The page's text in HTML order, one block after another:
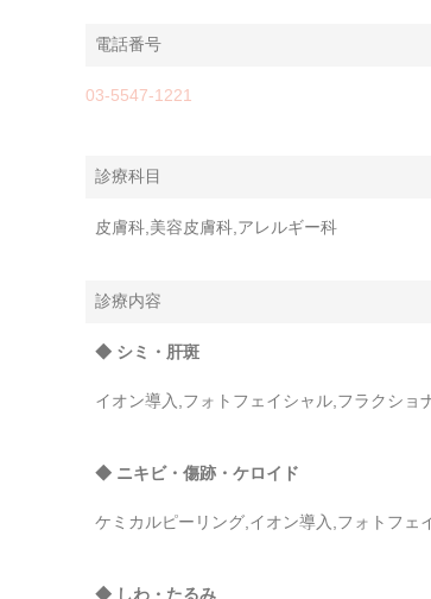
電話番号
03-5547-1221
診療科目
皮膚科,美容皮膚科,アレルギー科
診療内容
◆ シミ・肝斑
イオン導入,フォトフェイシャル,フラクシ
◆ ニキビ・傷跡・ケロイド
ケミカルピーリング,イオン導入,フォトフェ
◆ しわ・たるみ